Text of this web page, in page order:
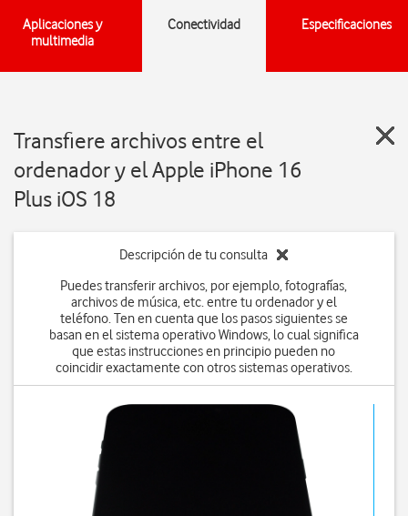
Aplicaciones y
multimedia
Conectividad Especificaciones
Transfiere archivos entre el
ordenador y el Apple iPhone 16
Plus iOS 18
Descripción de tu consulta
Puedes transferir archivos, por ejemplo, fotografías,
archivos de música, etc. entre tu ordenador y el
teléfono. Ten en cuenta que los pasos siguientes se
basan en el sistema operativo Windows, lo cual significa
que estas instrucciones en principio pueden no
coincidir exactamente con otros sistemas operativos.